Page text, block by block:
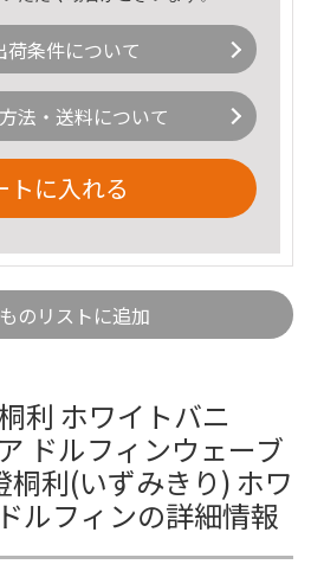
荷条件について
法・送料について
トに入れる
のリストに追加
利 ホワイトバニ
ドルフィンウェーブ
桐利(いずみきり) ホワ
ルフィンの詳細情報